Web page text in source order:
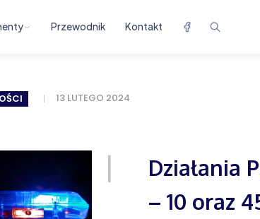
Przewodnik Kontakt
13 LUTEGO 2024
Działania
– 10 oraz